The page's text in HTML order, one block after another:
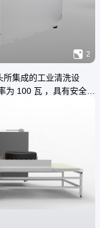
 2
所集成的工业清洗设
为 100 瓦 ，具有安全、
件表面氧